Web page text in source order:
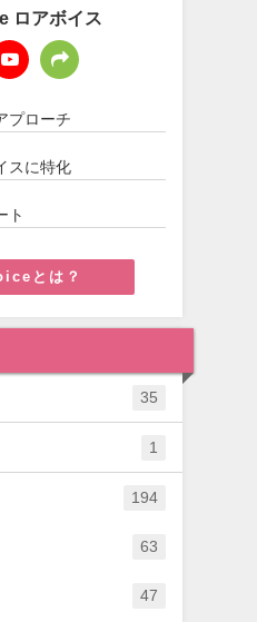
ロアボイス
プローチ
スに特化
ト
とは？
35
1
194
63
47